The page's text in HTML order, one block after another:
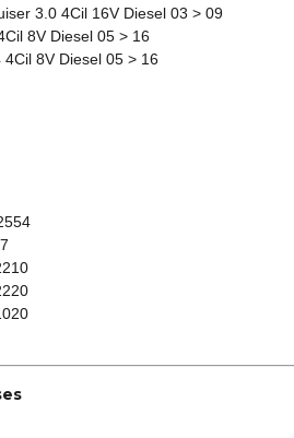
3.0 4Cil 16V Diesel 03 > 09
8V Diesel 05 > 16
8V Diesel 05 > 16